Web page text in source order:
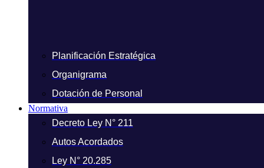
Planificación Estratégica
Organigrama
Dotación de Personal
Normativa
Decreto Ley N° 211
Autos Acordados
Ley N° 20.285